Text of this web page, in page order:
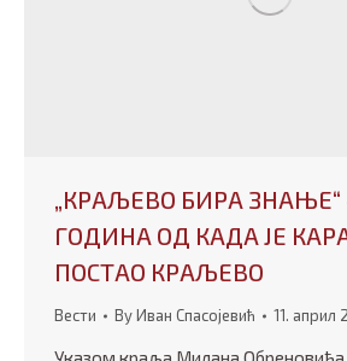
„КРАЉЕВО БИРА ЗНАЊЕ“
ГОДИНА ОД КАДА ЈЕ
ПОСТАО КРАЉЕВО
Вести ByИван Спасојевић 11. април